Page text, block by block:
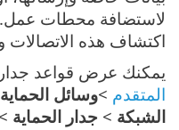
لاستضافة محطات عمل.
اكتشاف هذه الاتصالات
يمكنك عرض قواعد جدار
المتقدم >وسائل الحماية
الشبكة > جدار الحماية >